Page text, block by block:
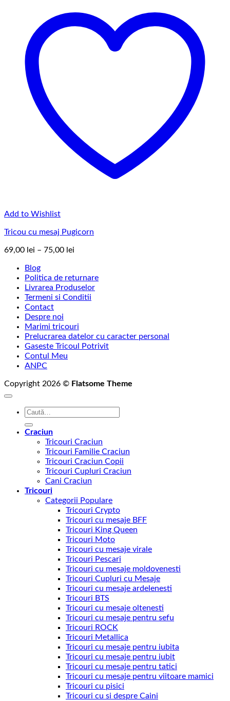
Add to Wishlist
Tricou cu mesaj Pugicorn
69,00 lei – 75,00 lei
69,00 lei
până
la
Blog
Politica de returnare
Livrarea Produselor
Termeni si Conditii
Contact
Despre noi
Marimi tricouri
Prelucrarea datelor cu caracter personal
Gaseste Tricoul Potrivit
Contul Meu
ANPC
Copyright 2026 © Flatsome Theme
Caută
Craciun
Tricouri Craciun
Tricouri Familie Craciun
Tricouri Craciun Copii
Tricouri Cupluri Craciun
Cani Craciun
Tricouri
Categorii Populare
Tricouri Crypto
Tricouri cu mesaje BFF
Tricouri King Queen
Tricouri Moto
Tricouri cu mesaje virale
Tricouri Pescari
Tricouri cu mesaje moldovenesti
Tricouri Cupluri cu Mesaje
Tricouri cu mesaje ardelenesti
Tricouri BTS
Tricouri cu mesaje oltenesti
Tricouri cu mesaje pentru sefu
Tricouri ROCK
Tricouri Metallica
Tricouri cu mesaje pentru iubita
Tricouri cu mesaje pentru iubit
Tricouri cu mesaje pentru tatici
Tricouri cu mesaje pentru viitoare mamici
Tricouri cu pisici
Tricouri cu si despre Caini